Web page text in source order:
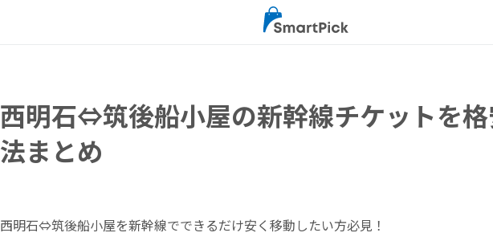
西明石⇔筑後船小屋の新幹線チケットを
法まとめ
西明石⇔筑後船小屋を新幹線でできるだけ安く移動したい方必見！